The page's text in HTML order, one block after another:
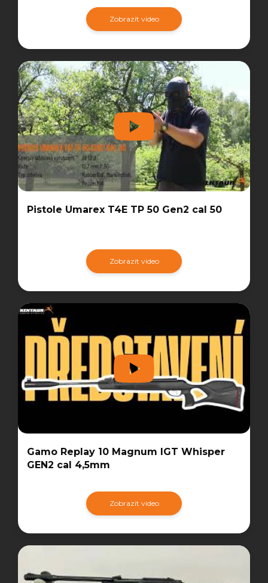
Zobrazit video
Pistole Umarex T4E TP 50 Gen2 cal 50
Zobrazit video
Gamo Replay 10 Magnum IGT Whisper
GEN2 cal 4,5mm
Zobrazit video